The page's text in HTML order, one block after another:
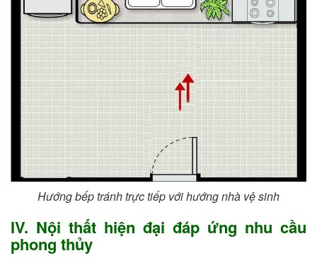
Hướng bếp tránh trực tiếp với hướng nhà vệ sinh
IV. Nội thất hiện đại đáp ứng nhu cầu
phong thủy